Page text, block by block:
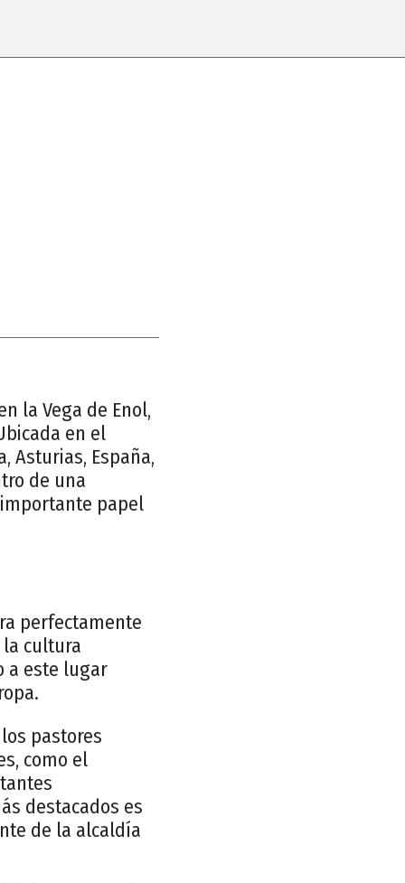
la Vega de Enol,
en el
Asturias, España,
de una
papel
perfectamente
cultura
a este lugar
pastores
como el
destacados es
de la alcaldía